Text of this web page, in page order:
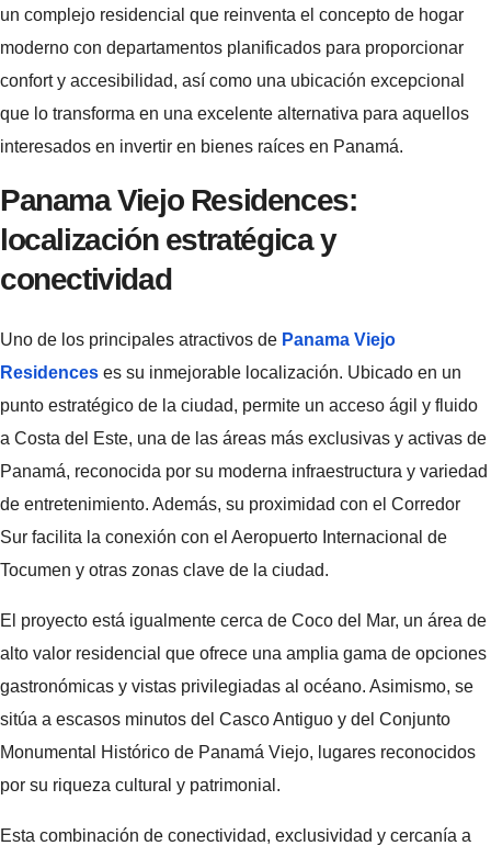
un complejo residencial que reinventa el concepto de hogar
moderno con departamentos planificados para proporcionar
confort y accesibilidad, así como una ubicación excepcional
que lo transforma en una excelente alternativa para aquellos
interesados en invertir en bienes raíces en Panamá.
Panama Viejo Residences:
localización estratégica y
conectividad
Uno de los principales atractivos de Panama Viejo
Residences es su inmejorable localización. Ubicado en un
punto estratégico de la ciudad, permite un acceso ágil y fluido
a Costa del Este, una de las áreas más exclusivas y activas de
Panamá, reconocida por su moderna infraestructura y variedad
de entretenimiento. Además, su proximidad con el Corredor
Sur facilita la conexión con el Aeropuerto Internacional de
Tocumen y otras zonas clave de la ciudad.
El proyecto está igualmente cerca de Coco del Mar, un área de
alto valor residencial que ofrece una amplia gama de opciones
gastronómicas y vistas privilegiadas al océano. Asimismo, se
sitúa a escasos minutos del Casco Antiguo y del Conjunto
Monumental Histórico de Panamá Viejo, lugares reconocidos
por su riqueza cultural y patrimonial.
Esta combinación de conectividad, exclusividad y cercanía a